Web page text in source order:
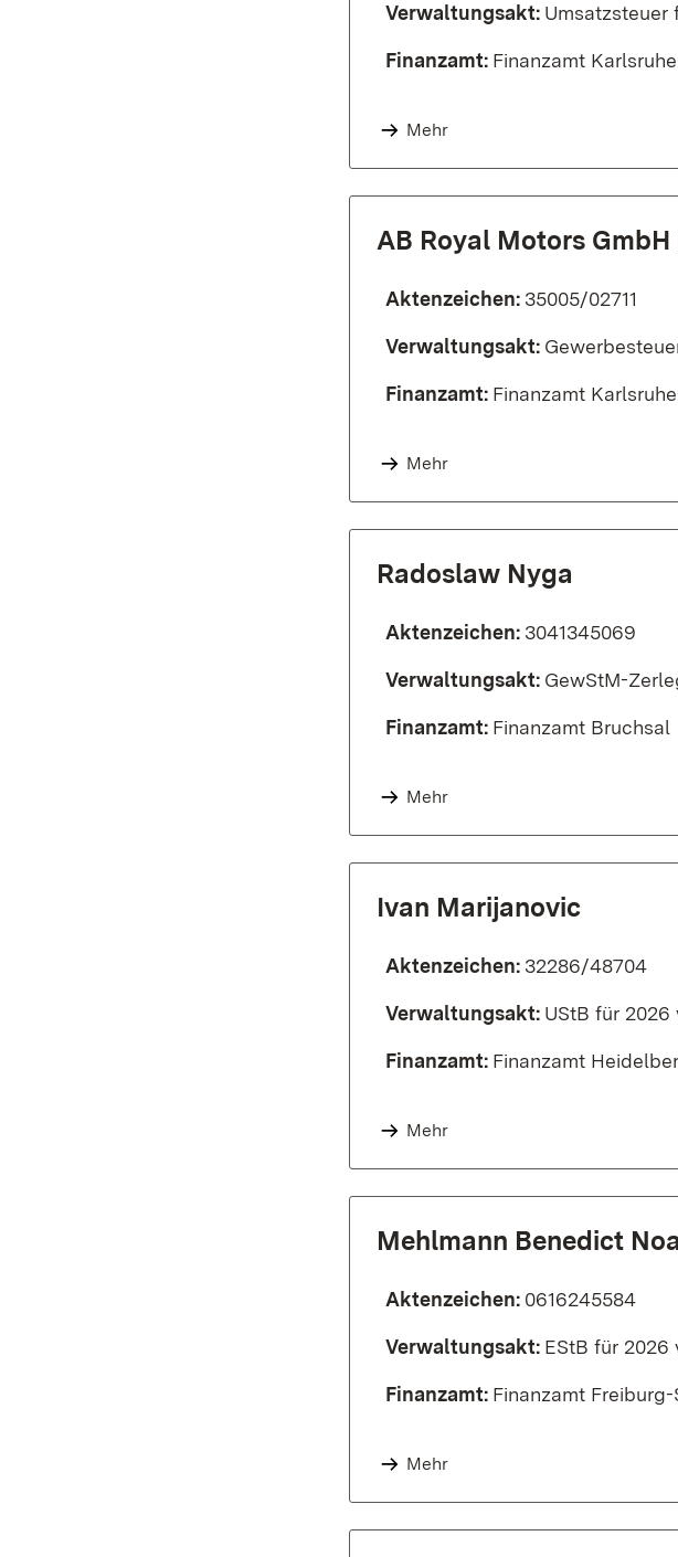
Verwaltungsakt: Umsatzsteuer
Finanzamt: Finanzamt
Mehr
AB Royal Motors GmbH
Aktenzeichen: 35005/02711
Verwaltungsakt:
Finanzamt: Finanzamt
Mehr
Radoslaw Nyga
Aktenzeichen: 3041345069
Verwaltungsakt: GewStM-
Finanzamt: Finanzamt Bruchsal
Mehr
Ivan Marijanovic
Aktenzeichen: 32286/48704
Verwaltungsakt: UStB für 2026
Finanzamt: Finanzamt
Mehr
Mehlmann Benedict
Aktenzeichen: 0616245584
Verwaltungsakt: EStB für 2026
Finanzamt: Finanzamt
Mehr